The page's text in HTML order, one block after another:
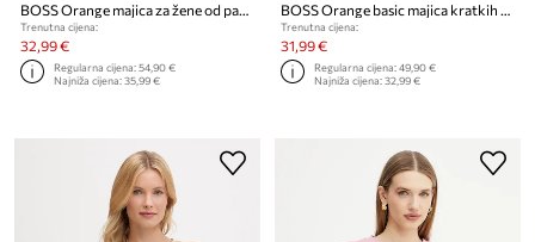
BOSS Orange majica za žene od pamuka C Elove embro
Trenutna cijena:
32,99 €
Regularna cijena:54,90 €
Najniža cijena:35,99 €
BOSS Orange basic majica kratkih rukava ženska od pamuka C Esogo 1
Trenutna cijena:
31,99 €
Regularna cijena:49,90 €
Najniža cijena:32,99 €